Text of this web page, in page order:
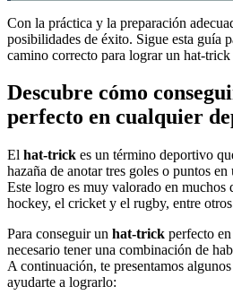
Con la práctica y la preparación
posibilidades de éxito. Sigue esta guía
camino correcto para lograr un hat-trick
Descubre cómo
perfecto en cualquier
El hat-trick es un término deportivo
hazaña de anotar tres goles o puntos
Este logro es muy valorado en muchos
hockey, el cricket y el rugby, entre
Para conseguir un hat-trick perfecto
necesario tener una combinación de
A continuación, te presentamos
ayudarte a lograrlo: